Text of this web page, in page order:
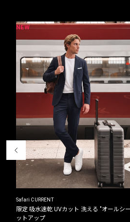
NEW
Safari CURRENT
限定 吸水速乾 UVカット 洗える "オールシ
ットアップ